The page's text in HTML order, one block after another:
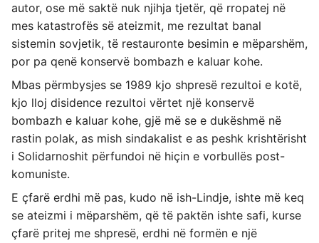
autor, ose më saktë nuk njihja tjetër, që rropatej në
mes katastrofës së ateizmit, me rezultat banal
sistemin sovjetik, të restauronte besimin e mëparshëm,
por pa qenë konservë bombazh e kaluar kohe.
Mbas përmbysjes se 1989 kjo shpresë rezultoi e kotë,
kjo lloj disidence rezultoi vërtet një konservë
bombazh e kaluar kohe, gjë më se e dukëshmë në
rastin polak, as mish sindakalist e as peshk krishtërisht
i Solidarnoshit përfundoi në hiçin e vorbullës post-
komuniste.
E çfarë erdhi më pas, kudo në ish-Lindje, ishte më keq
se ateizmi i mëparshëm, që të paktën ishte safi, kurse
çfarë pritej me shpresë, erdhi në formën e një